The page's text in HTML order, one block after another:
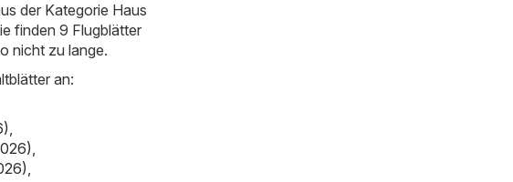
der Kategorie Haus
finden 9 Flugblätter
nicht zu lange.
an:
,
,
,